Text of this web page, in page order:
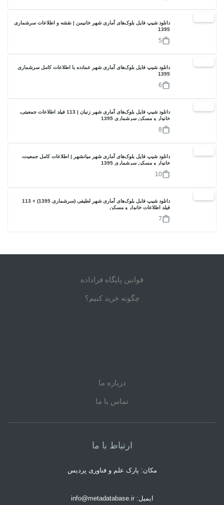
دانلود شیپ فایل بلوک‌های آماری شهر خانیمن | نقشه و اطلاعات سرشماری
1395
5
دانلود شیپ فایل بلوک‌های آماری شهر عمادده با اطلاعات کامل سرشماری
1395
6
دانلود شیپ فایل بلوک‌های آماری شهر زنیان | 113 فیلد اطلاعات جمعیتی،
خانوار و مسکن سرشماری 1395
8
دانلود شیپ فایل بلوک‌های آماری شهر میانشهر | اطلاعات کامل جمعیت،
خانوار و مسکن سرشماری 1395
10
دانلود شیپ فایل بلوک‌های آماری شهر لطیفی (سرشماری 1395) + 113
فیلد اطلاعات خانوار و مسکن
7
قوانین پایگاه فراداده
چگونه خرید کنیم؟
درباره ما
تماس با ما
ارتباط با ما
مکان: پارک علم و فناوری پردیس
ایمیل: info@metadatabase.ir